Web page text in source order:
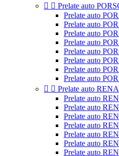
  Prelate auto
Prelate auto
Prelate auto
Prelate auto
Prelate auto
Prelate auto
Prelate auto
Prelate auto
Prelate auto
  Prelate auto
Prelate auto
Prelate auto
Prelate auto
Prelate auto
Prelate auto
Prelate auto
Prelate auto